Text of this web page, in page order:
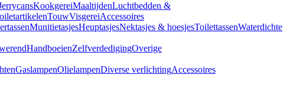
KookgereiMaaltijdenLuchtbedden &
TouwVisgereiAccessoires
MunitietasjesHeuptasjesNektasjes & hoesjesToilettassenWaterdichte
HandboeienZelfverdedigingOverige
GaslampenOlielampenDiverse verlichtingAccessoires